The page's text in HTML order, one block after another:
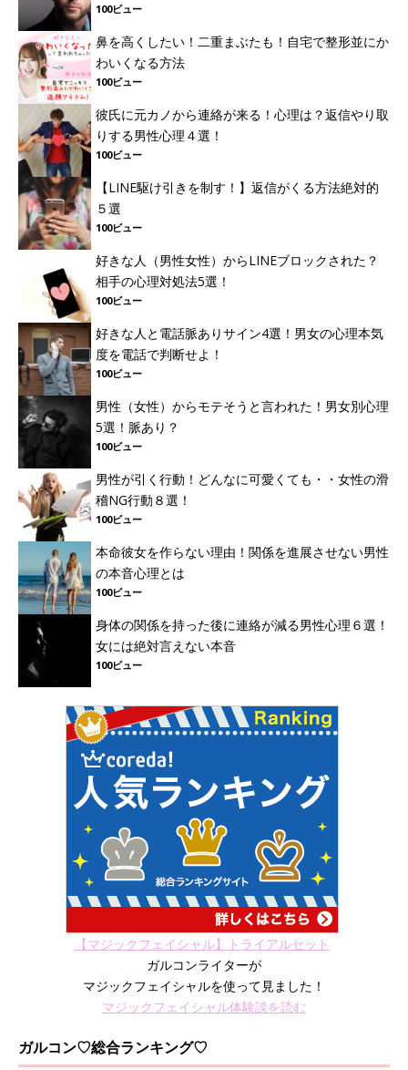
100ビュー
鼻を高くしたい！二重まぶたも！自宅で整形並にか
わいくなる方法
100ビュー
彼氏に元カノから連絡が来る！心理は？返信やり取
りする男性心理４選！
100ビュー
【LINE駆け引きを制す！】返信がくる方法絶対的
５選
100ビュー
好きな人（男性女性）からLINEブロックされた？
相手の心理対処法5選！
100ビュー
好きな人と電話脈ありサイン4選！男女の心理本気
度を電話で判断せよ！
100ビュー
男性（女性）からモテそうと言われた！男女別心理
5選！脈あり？
100ビュー
男性が引く行動！どんなに可愛くても・・女性の滑
稽NG行動８選！
100ビュー
本命彼女を作らない理由！関係を進展させない男性
の本音心理とは
100ビュー
身体の関係を持った後に連絡が減る男性心理６選！
女には絶対言えない本音
100ビュー
【マジックフェイシャル】トライアルセット
ガルコンライターが
マジックフェイシャルを使って見ました！
マジックフェイシャル体験談を読む
ガルコン♡総合ランキング♡